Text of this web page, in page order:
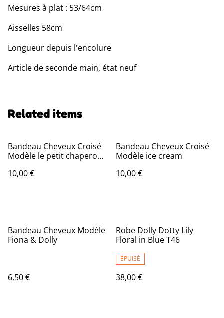
Mesures à plat : 53/64cm
Aisselles 58cm
Longueur depuis l'encolure
Article de seconde main, état neuf
Related items
Bandeau Cheveux Croisé
Modèle le petit chaperon
10,00 €
Bandeau Cheveux Croisé
Modèle ice cream
10,00 €
Bandeau Cheveux Modèle
Fiona & Dolly
6,50 €
Robe Dolly Dotty Lily
Floral in Blue T46
ÉPUISÉ
38,00 €